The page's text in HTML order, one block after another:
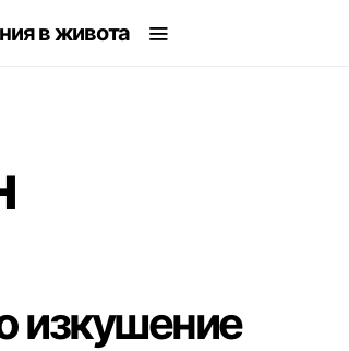
в живота
изкушение